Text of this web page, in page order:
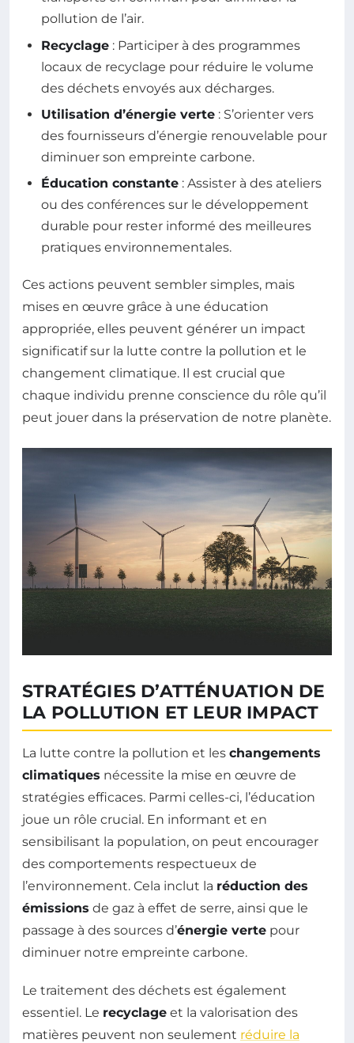
pollution de l’air.
Recyclage : Participer à des programmes
locaux de recyclage pour réduire le volume
des déchets envoyés aux décharges.
Utilisation d’énergie verte : S’orienter vers
des fournisseurs d’énergie renouvelable pour
diminuer son empreinte carbone.
Éducation constante : Assister à des ateliers
ou des conférences sur le développement
durable pour rester informé des meilleures
pratiques environnementales.
Ces actions peuvent sembler simples, mais
mises en œuvre grâce à une éducation
appropriée, elles peuvent générer un impact
significatif sur la lutte contre la pollution et le
changement climatique. Il est crucial que
chaque individu prenne conscience du rôle qu’il
peut jouer dans la préservation de notre planète.
STRATÉGIES D’ATTÉNUATION DE
LA POLLUTION ET LEUR IMPACT
La lutte contre la pollution et les changements
climatiques nécessite la mise en œuvre de
stratégies efficaces. Parmi celles-ci, l’éducation
joue un rôle crucial. En informant et en
sensibilisant la population, on peut encourager
des comportements respectueux de
l’environnement. Cela inclut la réduction des
émissions de gaz à effet de serre, ainsi que le
passage à des sources d’énergie verte pour
diminuer notre empreinte carbone.
Le traitement des déchets est également
essentiel. Le recyclage et la valorisation des
matières peuvent non seulement réduire la